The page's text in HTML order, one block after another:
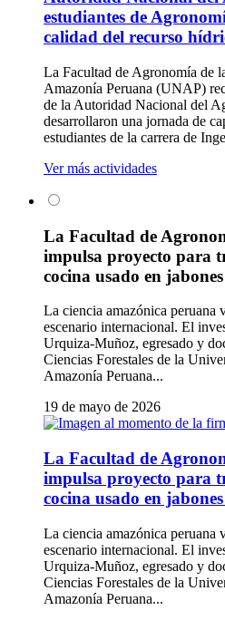
estudiantes de
calidad del recurso
La Facultad de Agronomía de
Amazonía Peruana (UNAP)
de la Autoridad Nacional del
desarrollaron una jornada de
estudiantes de la carrera de
Ver más actividades
La Facultad de
impulsa proyecto para
cocina usado en
La ciencia amazónica peruana
escenario internacional. El
Urquiza-Muñoz, egresado y
Ciencias Forestales de la
Amazonía Peruana...
19 de mayo de 2026
La Facultad de
impulsa proyecto para
cocina usado en
La ciencia amazónica peruana
escenario internacional. El
Urquiza-Muñoz, egresado y
Ciencias Forestales de la
Amazonía Peruana...